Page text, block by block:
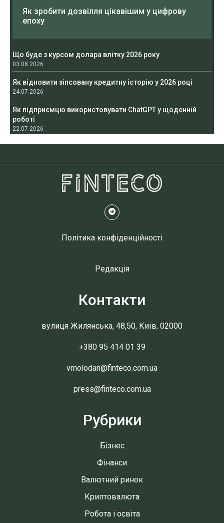
Як зробити дозвілля цікавішим у цифрову
епоху
Що буде з курсом долара влітку 2026 року
03.08.2026
Як відновити зіпсовану кредитну історію у 2026 році
24.07.2026
Як підприємцю використовувати ChatGPT у щоденній
роботі
22.07.2026
Політика конфіденційності
Редакція
Контакти
вулиця Жилянська, 48,50, Київ, 02000
+380 95 414 01 39
vmolodan@finteco.com.ua
press@finteco.com.ua
Рубрики
Бізнес
Фінанси
Валютний ринок
Криптовалюта
Робота і освіта